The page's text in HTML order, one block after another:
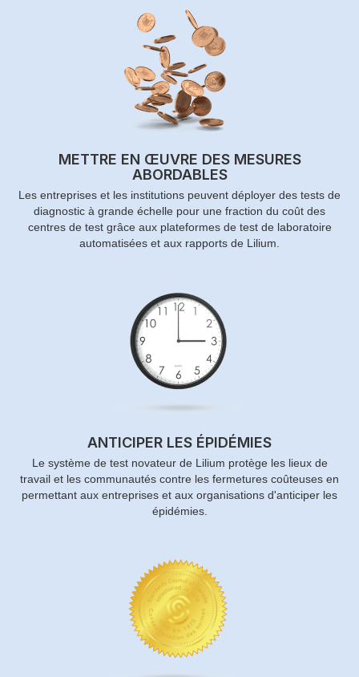
METTRE EN ŒUVRE DES MESURES
ABORDABLES
Les entreprises et les institutions peuvent déployer des tests de
diagnostic à grande échelle pour une fraction du coût des
centres de test grâce aux plateformes de test de laboratoire
automatisées et aux rapports de Lilium.
ANTICIPER LES ÉPIDÉMIES
Le système de test novateur de Lilium protège les lieux de
travail et les communautés contre les fermetures coûteuses en
permettant aux entreprises et aux organisations d'anticiper les
épidémies.